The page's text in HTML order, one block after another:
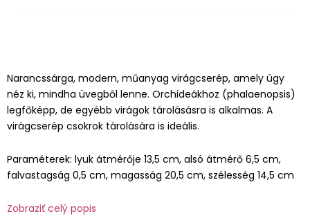
Narancssárga, modern, műanyag virágcserép, amely úgy
néz ki, mindha üvegből lenne. Orchideákhoz (phalaenopsis)
legfőképp, de egyébb virágok tárolásásra is alkalmas. A
virágcserép csokrok tárolására is ideális.
Paraméterek: lyuk átmérője 13,5 cm, alsó átmérő 6,5 cm,
falvastagság 0,5 cm, magasság 20,5 cm, szélesség 14,5 cm
Zobraziť celý popis